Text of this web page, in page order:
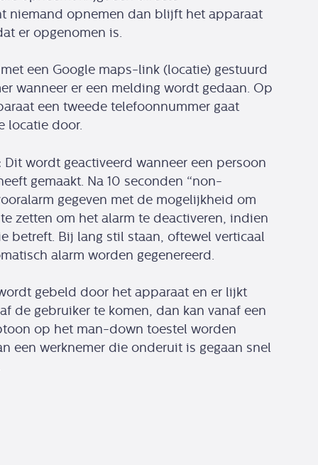
niemand opnemen dan blijft het apparaat
er opgenomen is.
een Google maps-link (locatie) gestuurd
wanneer er een melding wordt gedaan. Op
een tweede telefoonnummer gaat
locatie door.
Dit wordt geactiveerd wanneer een persoon
gemaakt. Na 10 seconden “non-
gegeven met de mogelijkheid om
zetten om het alarm te deactiveren, indien
betreft. Bij lang stil staan, oftewel verticaal
alarm worden gegenereerd.
gebeld door het apparaat en er lijkt
de gebruiker te komen, dan kan vanaf een
op het man-down toestel worden
een werknemer die onderuit is gegaan snel